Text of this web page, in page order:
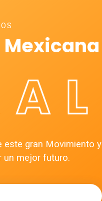
Mexicana
este gran Movimiento y
un mejor futuro.